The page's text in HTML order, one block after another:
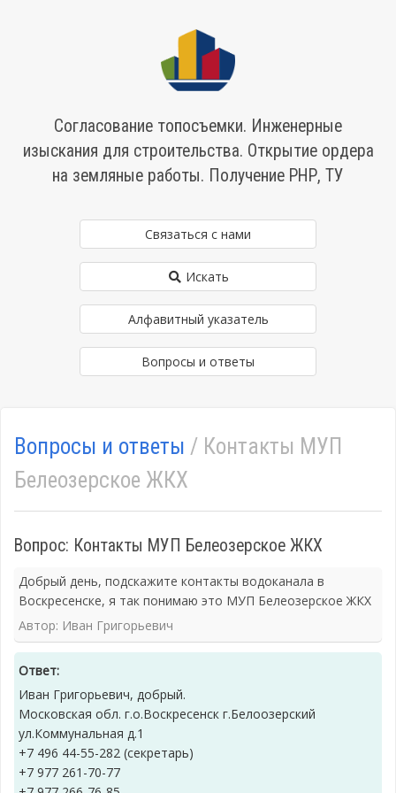
Согласование топосъемки. Инженерные
изыскания для строительства. Открытие ордера
на земляные работы. Получение РНР, ТУ
Связаться с нами
Искать
Алфавитный указатель
Вопросы и ответы
Вопросы и ответы / Контакты МУП
Белеозерское ЖКХ
Вопрос: Контакты МУП Белеозерское ЖКХ
Добрый день, подскажите контакты водоканала в
Воскресенске, я так понимаю это МУП Белеозерское ЖКХ
Автор: Иван Григорьевич
Ответ:
Иван Григорьевич, добрый.
Московская обл. г.о.Воскресенск г.Белоозерский
ул.Коммунальная д.1
+7 496 44-55-282 (секретарь)
+7 977 261-70-77